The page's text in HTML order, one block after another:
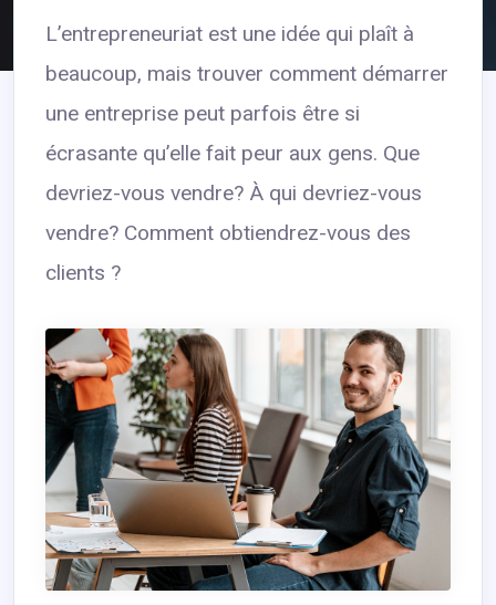
L’entrepreneuriat est une idée qui plaît à
beaucoup, mais trouver comment démarrer
une entreprise peut parfois être si
écrasante qu’elle fait peur aux gens. Que
devriez-vous vendre? À qui devriez-vous
vendre? Comment obtiendrez-vous des
clients ?